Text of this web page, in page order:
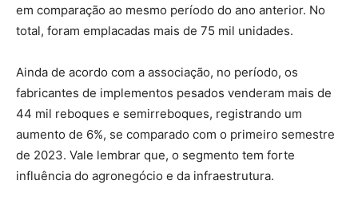
em comparação ao mesmo período do ano anterior. No
total, foram emplacadas mais de 75 mil unidades.
Ainda de acordo com a associação, no período, os
fabricantes de implementos pesados venderam mais de
44 mil reboques e semirreboques, registrando um
aumento de 6%, se comparado com o primeiro semestre
de 2023. Vale lembrar que, o segmento tem forte
influência do agronegócio e da infraestrutura.